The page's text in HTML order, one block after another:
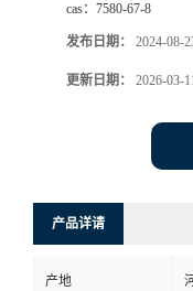
cas： 7580-67-8
发布日期： 2024-08-
更新日期： 2026-03-
产品详请
产地